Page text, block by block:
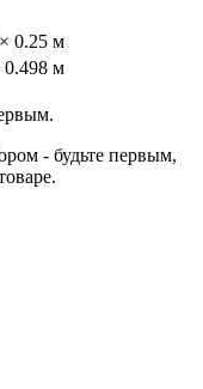
0.25 м
0.498 м
- будьте первым,